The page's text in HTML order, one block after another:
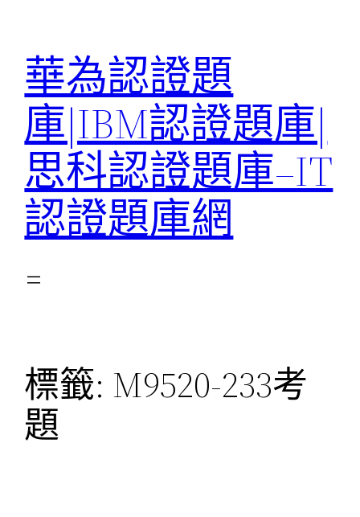
華為認證題
庫|IBM認證題庫|
思科認證題庫–IT
認證題庫網
標籤: M9520-233考
題